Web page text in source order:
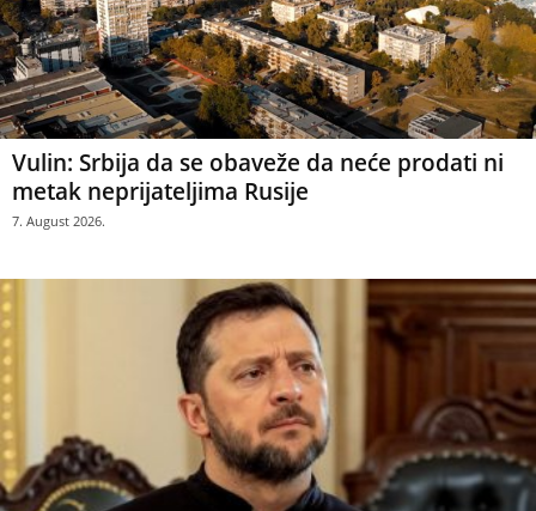
Vulin: Srbija da se obaveže da neće prodati ni
metak neprijateljima Rusije
7. August 2026.